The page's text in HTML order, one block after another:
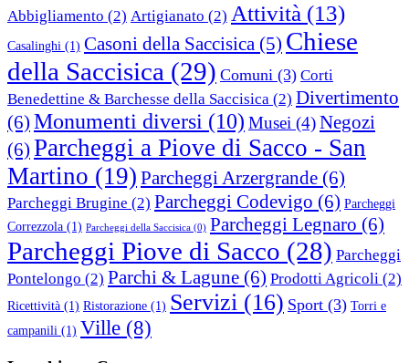
Abbigliamento (2) Artigianato (2) Attività (13)
Casalinghi (1) Casoni della Saccisica (5) Chiese
della Saccisica (29) Comuni (3) Corti
Benedettine & Barchesse della Saccisica (2) Divertimento
(6) Monumenti diversi (10) Musei (4)Negozi
(6) Parcheggi a Piove di Sacco - San
Martino (19) Parcheggi Arzergrande (6)
Parcheggi Brugine (2) Parcheggi Codevigo (6) Parcheggi
Correzzola (1) Parcheggi della Saccisica (0) Parcheggi Legnaro (6)
Parcheggi Piove di Sacco (28) Parcheggi
Pontelongo (2) Parchi & Lagune (6) Prodotti Agricoli (2)
Ricettività (1) Ristorazione (1) Servizi (16) Sport (3) Torri e
campanili (1) Ville (8)